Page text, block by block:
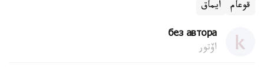
قوعام ايماق
без автора
اۆتور